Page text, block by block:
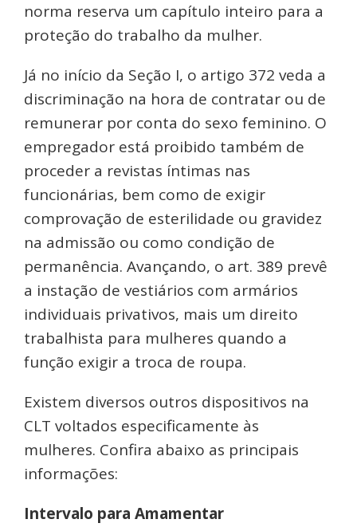
norma reserva um capítulo inteiro para a
proteção do trabalho da mulher.
Já no início da Seção I, o artigo 372 veda a
discriminação na hora de contratar ou de
remunerar por conta do sexo feminino. O
empregador está proibido também de
proceder a revistas íntimas nas
funcionárias, bem como de exigir
comprovação de esterilidade ou gravidez
na admissão ou como condição de
permanência. Avançando, o art. 389 prevê
a instação de vestiários com armários
individuais privativos, mais um direito
trabalhista para mulheres quando a
função exigir a troca de roupa.
Existem diversos outros dispositivos na
CLT voltados especificamente às
mulheres. Confira abaixo as principais
informações:
Intervalo para Amamentar